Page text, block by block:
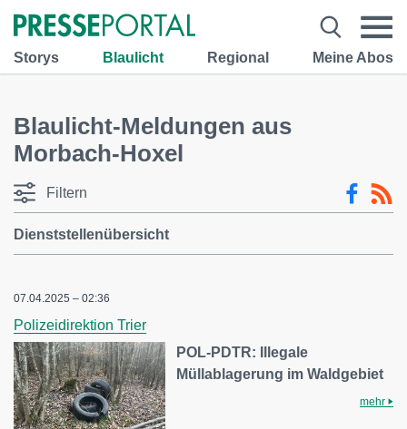
Storys Blaulicht Regional Meine Abos
Blaulicht-Meldungen aus
Morbach-Hoxel
Filtern
Dienststellenübersicht
07.04.2025 – 02:36
Polizeidirektion Trier
POL-PDTR: Illegale
Müllablagerung im Waldgebiet
mehr